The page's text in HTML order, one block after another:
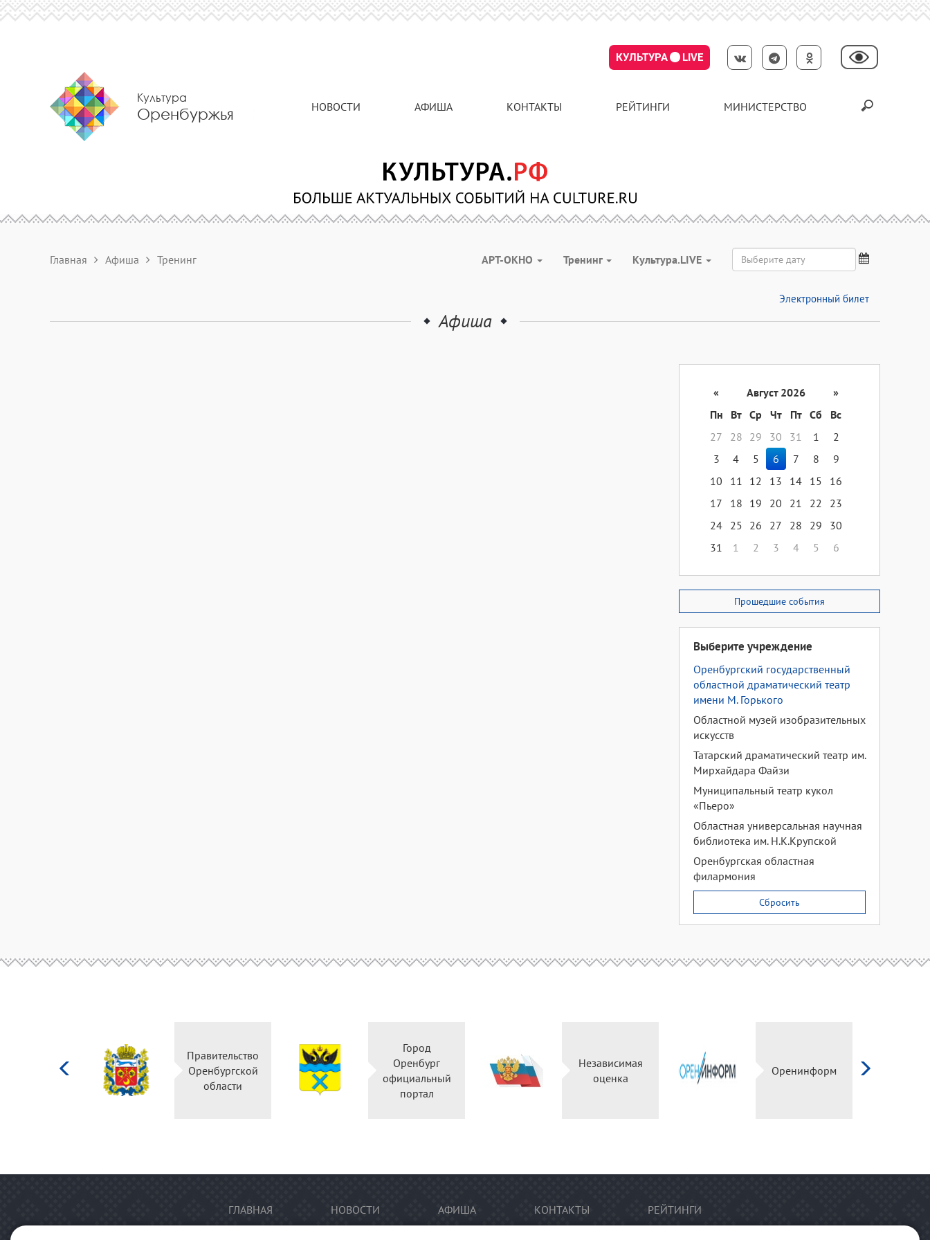
КУЛЬТУРА LIVE
Культура
Оренбуржья НОВОСТИ АФИША КОНТАКТЫ РЕЙТИНГИ МИНИСТЕРСТВО
Главная Афиша Тренинг АРТ-ОКНО Тренинг Культура.LIVE
Электронный билет
Афиша
« Август 2026
»
Пн
Вт Ср Чт Пт Сб
Вс
27
28 29 30 31 1
2
3
4 5 6 7 8
9
10
11 12 13 14 15
16
17
18 19 20 21 22
23
24 25 26 27 28 29
30
31
1 2 3 4 5 6
Прошедшие события
Выберите учреждение
Оренбургский государственный
областной драматический театр
имени М. Горького
Областной музей изобразительных
искусств
Татарский драматический театр им.
Мирхайдара Файзи
Муниципальный театр кукол
«Пьеро»
Областная универсальная научная
библиотека им. Н.К.Крупской
Оренбургская областная
филармония
Сбросить
Правительство
Оренбургской
области
Город
Оренбург
официальный
портал
Независимая
оценка
Оренинформ
ГЛАВНАЯ НОВОСТИ АФИША КОНТАКТЫ РЕЙТИНГИ